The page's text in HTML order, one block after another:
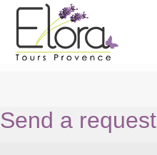
Send a request